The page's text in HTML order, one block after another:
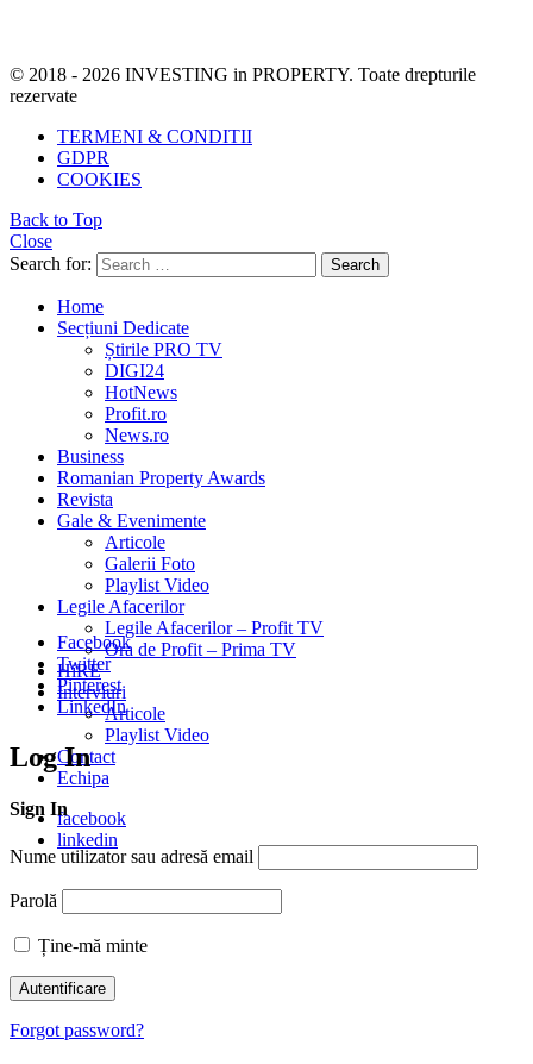
© 2018 - 2026 INVESTING in PROPERTY. Toate drepturile
rezervate
TERMENI & CONDITII
GDPR
COOKIES
Back to Top
Close
Search for:
Search
Home
Secțiuni Dedicate
Știrile PRO TV
DIGI24
HotNews
Profit.ro
News.ro
Business
Romanian Property Awards
Revista
Gale & Evenimente
Articole
Galerii Foto
Playlist Video
Legile Afacerilor
Legile Afacerilor – Profit TV
Ora de Profit – Prima TV
HiRE
Interviuri
Articole
Playlist Video
Contact
Echipa
facebook
linkedin
Facebook
Twitter
Pinterest
LinkedIn
Log In
Sign In
Nume utilizator sau adresă email
Parolă
Ține-mă minte
Forgot password?